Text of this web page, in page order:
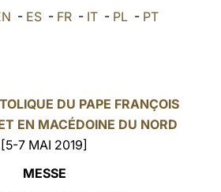
中文
- ES - FR - IT - PL - PT
DU PAPE FRANÇOIS
EN MACÉDOINE DU NORD
[5-7 MAI 2019]
MESSE